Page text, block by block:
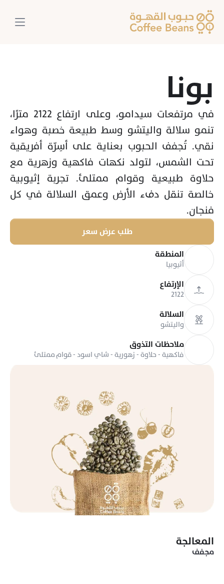
بونا
فنجان.
طلب عرض سعر
المنطقة
أثيوبيا
الإرتفاع
2122
السلالة
واليتشو
ملاحظات التذوق
فاكهية - حلاوة - زهورية - شاي اسود - قوام ممتلئ
المعالجة
مجفف